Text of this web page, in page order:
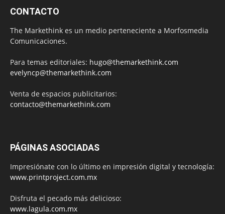
CONTACTO
The Markethink es un medio perteneciente a Morfosmedia
Comunicaciones.
Para temas editoriales: hugo@themarkethink.com
evelyncp@themarkethink.com
Venta de espacios publicitarios:
contacto@themarkethink.com
PÁGINAS ASOCIADAS
Impresiónate con lo último en impresión digital y tecnología:
www.printproject.com.mx
Disfruta el pecado más delicioso:
www.lagula.com.mx